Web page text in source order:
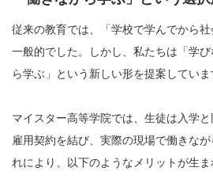
従来の教育では、「学校で学んでから
一般的でした。しかし、私たちは「学
ら学ぶ」という新しい形を提案していま
マイスター高等学院では、生徒は入学
雇用契約を結び、実際の現場で働きな
れにより、以下のようなメリットが生ま